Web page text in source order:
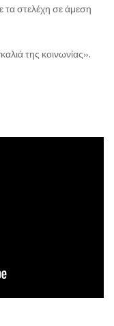
τα στελέχη σε άμεση
της κοινωνίας».